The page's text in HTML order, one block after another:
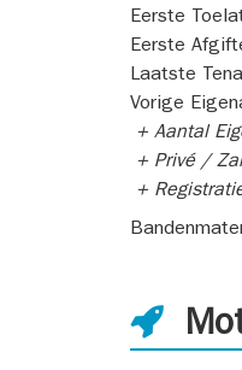
Eerste
Eerste
Laatste
Vorige
+ Aantal
+ Privé /
+